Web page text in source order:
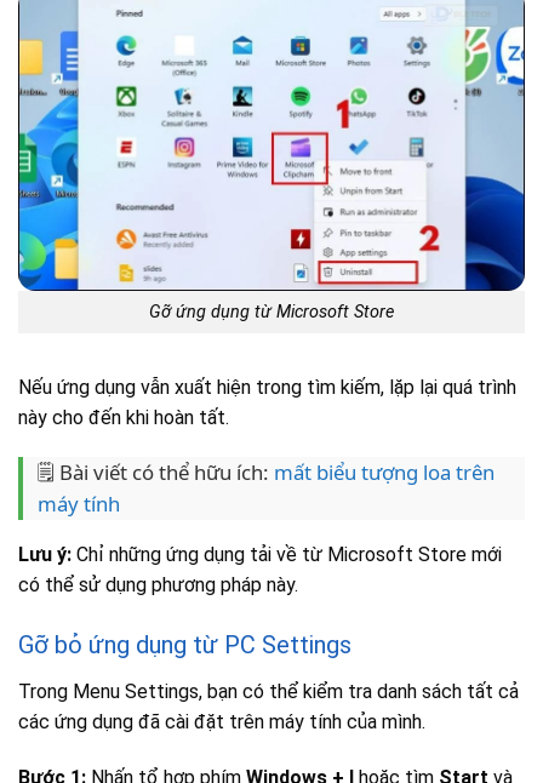
Gỡ ứng dụng từ Microsoft Store
Nếu ứng dụng vẫn xuất hiện trong tìm kiếm, lặp lại quá trình
này cho đến khi hoàn tất.
🗒️ Bài viết có thể hữu ích: mất biểu tượng loa trên
máy tính
Lưu ý: Chỉ những ứng dụng tải về từ Microsoft Store mới
có thể sử dụng phương pháp này.
Gỡ bỏ ứng dụng từ PC Settings
Trong Menu Settings, bạn có thể kiểm tra danh sách tất cả
các ứng dụng đã cài đặt trên máy tính của mình.
Bước 1: Nhấn tổ hợp phím Windows + I hoặc tìm Start và